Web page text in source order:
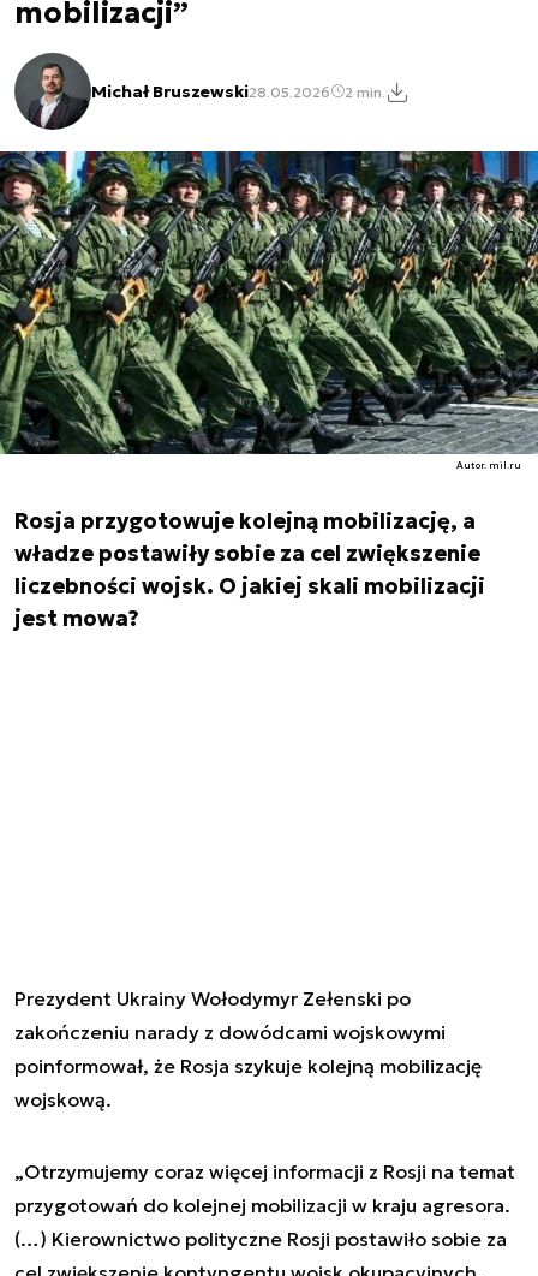
mobilizacji”
Michał Bruszewski28.05.2026 2 min.
Autor. mil.ru
Rosja przygotowuje kolejną mobilizację, a
władze postawiły sobie za cel zwiększenie
liczebności wojsk. O jakiej skali mobilizacji
jest mowa?
Prezydent Ukrainy Wołodymyr Zełenski po
zakończeniu narady z dowódcami wojskowymi
poinformował, że Rosja szykuje kolejną mobilizację
wojskową.
„Otrzymujemy coraz więcej informacji z Rosji na temat
przygotowań do kolejnej mobilizacji w kraju agresora.
(…) Kierownictwo polityczne Rosji postawiło sobie za